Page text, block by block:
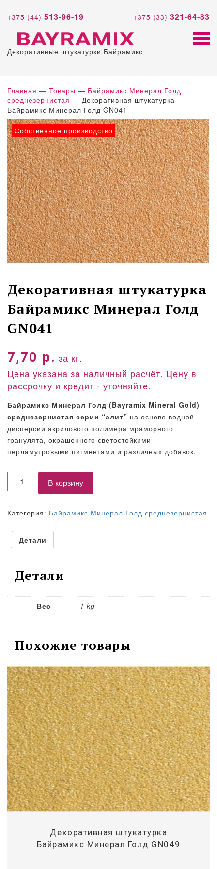
+375 (44) 513-96-19 +375 (33) 321-64-83
Декоративные штукатурки Байрамикс
Главная — Товары — Байрамикс Минерал Голд
среднезернистая — Декоративная штукатурка
Байрамикс Минерал Голд GN041
Собственное производство
Декоративная штукатурка
Байрамикс Минерал Голд
GN041
7,70 р. за кг.
Цена указана за наличный расчёт. Цену в
рассрочку и кредит - уточняйте.
Байрамикс Минерал Голд (Bayramix Mineral Gold)
среднезернистая серии “элит” на основе водной
дисперсии акрилового полимера мраморного
гранулята, окрашенного светостойкими
перламутровыми пигментами и различных добавок.
В корзину
Категория: Байрамикс Минерал Голд среднезернистая
Детали
Детали
Вес 1 kg
Похожие товары
Декоративная штукатурка
Байрамикс Минерал Голд GN049